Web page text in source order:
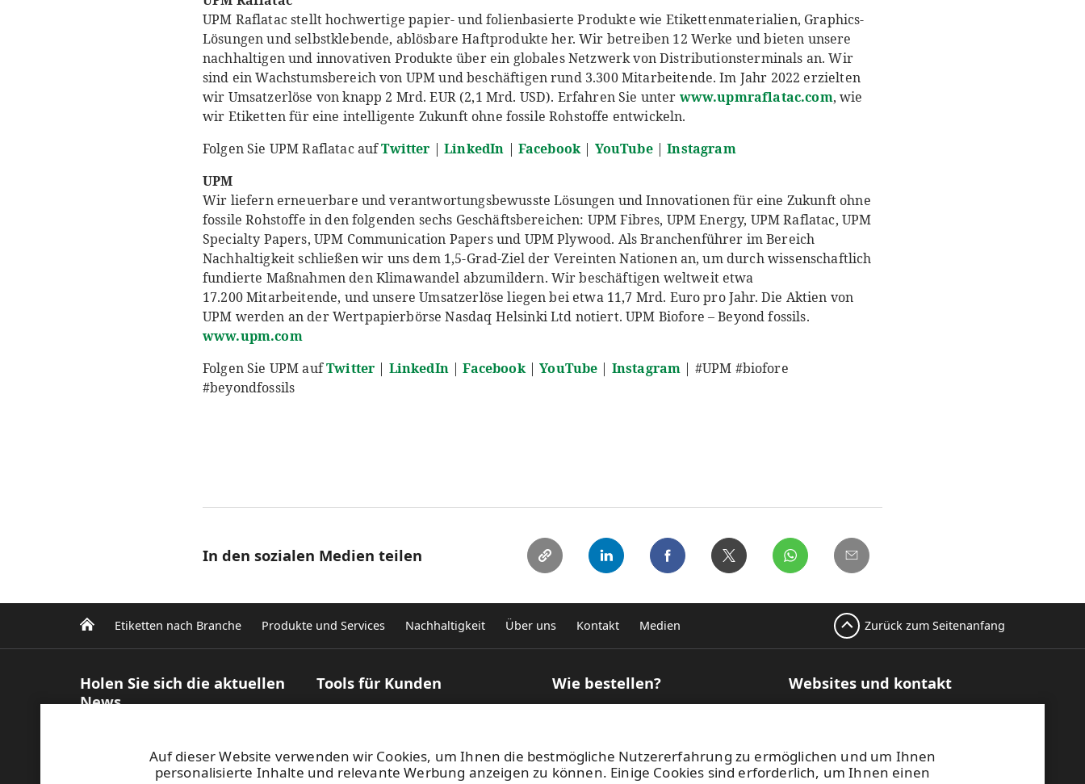
UPM Raflatac stellt hochwertige papier- und folienbasierte Produkte wie Etikettenmaterialien, Graphics-
Lösungen und selbstklebende, ablösbare Haftprodukte her. Wir betreiben 12 Werke und bieten unsere
nachhaltigen und innovativen Produkte über ein globales Netzwerk von Distributionsterminals an. Wir
sind ein Wachstumsbereich von UPM und beschäftigen rund 3.300 Mitarbeitende. Im Jahr 2022 erzielten
wir Umsatzerlöse von knapp 2 Mrd. EUR (2,1 Mrd. USD). Erfahren Sie unter www.upmraflatac.com, wie
wir Etiketten für eine intelligente Zukunft ohne fossile Rohstoffe entwickeln.
Folgen Sie UPM Raflatac aufTwitter |LinkedIn | Facebook| YouTube|Instagram
UPM
Wir liefern erneuerbare und verantwortungsbewusste Lösungen und Innovationen für eine Zukunft ohne
fossile Rohstoffe in den folgenden sechs Geschäftsbereichen: UPM Fibres, UPM Energy, UPM Raflatac, UPM
Specialty Papers, UPM Communication Papers und UPM Plywood. Als Branchenführer im Bereich
Nachhaltigkeit schließen wir uns dem 1,5-Grad-Ziel der Vereinten Nationen an, um durch wissenschaftlich
fundierte Maßnahmen den Klimawandel abzumildern. Wir beschäftigen weltweit etwa
17.200 Mitarbeitende, und unsere Umsatzerlöse liegen bei etwa 11,7 Mrd. Euro pro Jahr. Die Aktien von
UPM werden an der Wertpapierbörse Nasdaq Helsinki Ltd notiert. UPM Biofore – Beyond fossils.
www.upm.com
Folgen Sie UPM aufTwitter | LinkedIn|Facebook|YouTube | Instagram | #UPM #biofore
#beyondfossils
In den sozialen Medien teilen
Auf dieser Website verwenden wir Cookies, um Ihnen die bestmögliche Nutzererfahrung zu ermöglichen und um Ihnen
personalisierte Inhalte und relevante Werbung anzeigen zu können. Einige Cookies sind erforderlich, um Ihnen einen
Etiketten nach Branche Produkte und Services Nachhaltigkeit Über uns Kontakt Medien Zurück zum Seitenanfang
Holen Sie sich die aktuellen
News
Blogs und Artikel
Case studies
Tools für Kunden
Etikettenmaterialsuche für
Digitaldruck
Wie bestellen?
kaufen können?
Geschäftsbedingungen
Websites und kontakt
Kontakt